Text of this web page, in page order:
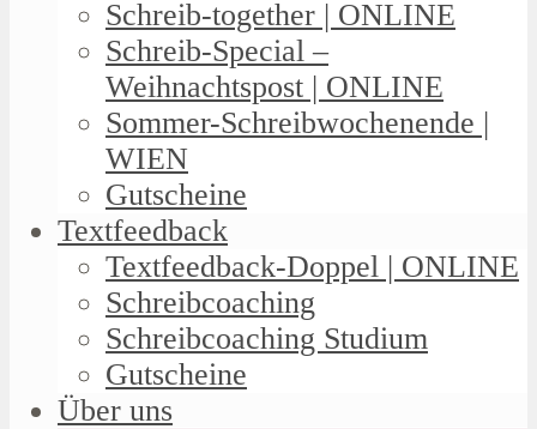
Schreib-together | ONLINE
Schreib-Special –
Weihnachtspost | ONLINE
Sommer-Schreibwochenende |
WIEN
Gutscheine
Textfeedback
Textfeedback-Doppel | ONLINE
Schreibcoaching
Schreibcoaching Studium
Gutscheine
Über uns